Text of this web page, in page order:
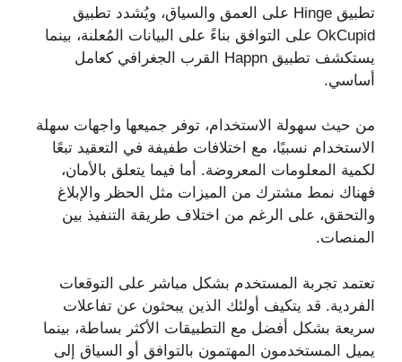
تطبيق Hinge على العمق والسياق، ويُشدد تطبيق
OkCupid على التوافق بناءً على البيانات المُعلنة، بينما
يستكشف تطبيق Happn القرب الجغرافي كعامل
أساسي.
من حيث سهولة الاستخدام، توفر جميعها واجهات سهلة
الاستخدام نسبيًا، مع اختلافات طفيفة في التعقيد تبعًا
لكمية المعلومات المعروضة. أما فيما يتعلق بالأمان،
فهناك نمط مشترك من الميزات مثل الحظر والإبلاغ
والتحقق، على الرغم من اختلاف طريقة التنفيذ بين
المنصات.
تعتمد تجربة المستخدم بشكل مباشر على التوقعات
الفردية. قد يتكيف أولئك الذين يبحثون عن تفاعلات
سريعة بشكل أفضل مع التطبيقات الأكثر بساطة، بينما
يميل المستخدمون المهتمون بالتوافق أو السياق إلى